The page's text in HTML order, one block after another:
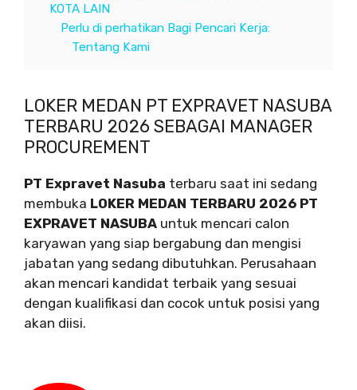
KOTA LAIN
Perlu di perhatikan Bagi Pencari Kerja:
Tentang Kami
LOKER MEDAN PT EXPRAVET NASUBA
TERBARU 2026 SEBAGAI MANAGER
PROCUREMENT
PT Expravet Nasuba terbaru saat ini sedang
membuka LOKER MEDAN TERBARU 2026 PT
EXPRAVET NASUBA untuk mencari calon
karyawan yang siap bergabung dan mengisi
jabatan yang sedang dibutuhkan. Perusahaan
akan mencari kandidat terbaik yang sesuai
dengan kualifikasi dan cocok untuk posisi yang
akan diisi.